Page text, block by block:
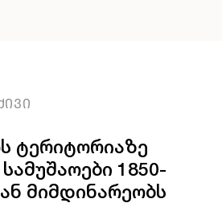
ტერიტორიაზე
1850-
მიმდინარეობს